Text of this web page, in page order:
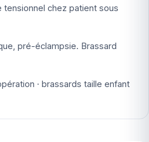
tensionnel chez patient sous
pré-éclampsie. Brassard
· brassards taille enfant